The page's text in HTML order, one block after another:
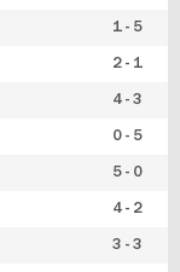
1 - 5
2 - 1
4 - 3
0 - 5
5 - 0
4 - 2
3 - 3